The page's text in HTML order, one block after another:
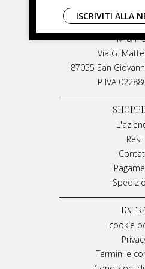
LIVIANA
M & P
Via G.
87055 San
P IVA
Resi
cookie
Termini e
ISCRIVITI ALLA